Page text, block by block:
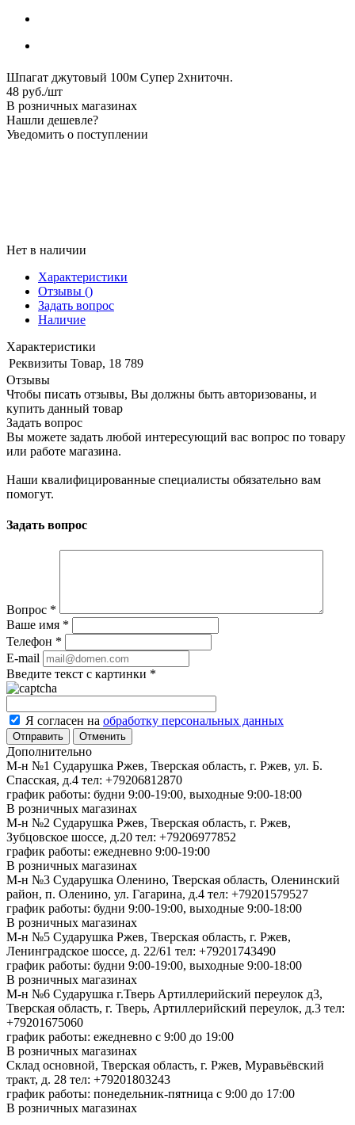
Шпагат джутовый 100м Супер 2хниточн.
48 руб./шт
В розничных магазинах
Нашли дешевле?
Уведомить о поступлении
Нет в наличии
Характеристики
Отзывы ()
Задать вопрос
Наличие
Характеристики
Реквизиты Товар, 18 789
Отзывы
Чтобы писать отзывы, Вы должны быть авторизованы, и
купить данный товар
Задать вопрос
Вы можете задать любой интересующий вас вопрос по товару
или работе магазина.
Наши квалифицированные специалисты обязательно вам
помогут.
Задать вопрос
Вопрос *
Ваше имя *
Телефон *
E-mail
Введите текст с картинки *
Я согласен на обработку персональных данных
Отменить
Дополнительно
М-н №1 Сударушка Ржев, Тверская область, г. Ржев, ул. Б.
Спасская, д.4 тел: +79206812870
график работы: будни 9:00-19:00, выходные 9:00-18:00
В розничных магазинах
М-н №2 Cударушка Ржев, Тверская область, г. Ржев,
Зубцовское шоссе, д.20 тел: +79206977852
график работы: ежедневно 9:00-19:00
В розничных магазинах
М-н №3 Сударушка Оленино, Тверская область, Оленинский
район, п. Оленино, ул. Гагарина, д.4 тел: +79201579527
график работы: будни 9:00-19:00, выходные 9:00-18:00
В розничных магазинах
М-н №5 Сударушка Ржев, Тверская область, г. Ржев,
Ленинградское шоссе, д. 22/61 тел: +79201743490
график работы: будни 9:00-19:00, выходные 9:00-18:00
В розничных магазинах
М-н №6 Сударушка г.Тверь Артиллерийский переулок д3,
Тверская область, г. Тверь, Артиллерийский переулок, д.3 тел:
+79201675060
график работы: ежедневно с 9:00 до 19:00
В розничных магазинах
Склад основной, Тверская область, г. Ржев, Муравьёвский
тракт, д. 28 тел: +79201803243
график работы: понедельник-пятница с 9:00 до 17:00
В розничных магазинах